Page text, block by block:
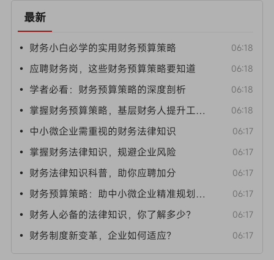
最新
• 财务小白必学的实用财务预算策略 06:18
• 应聘财务岗，这些财务预算策略要知道 06:18
• 学者必看：财务预算策略的深度剖析 06:18
• 掌握财务预算策略，基层财务人提升工作效能 06:18
• 中小微企业需重视的财务法律知识 06:17
• 掌握财务法律知识，规避企业风险 06:17
• 财务法律知识科普，助你应聘加分 06:17
• 财务预算策略：助中小微企业精准规划资金 06:17
• 财务人必备的法律知识，你了解多少？ 06:17
• 财务制度新变革，企业如何适应？ 06:17